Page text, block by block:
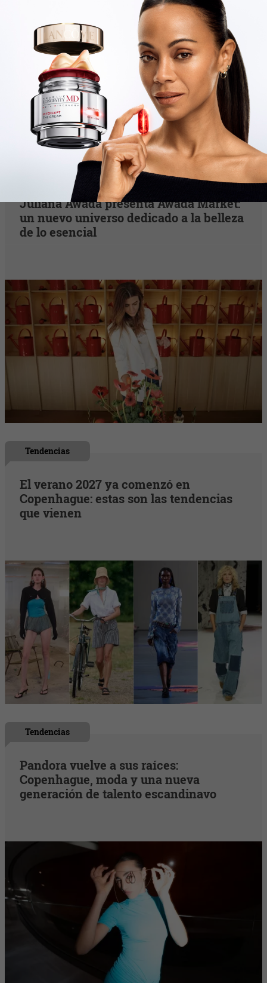
Juliana Awada presenta Awada Market:
un nuevo universo dedicado a la belleza
de lo esencial
Tendencias
El verano 2027 ya comenzó en
Copenhague: estas son las tendencias
que vienen
Tendencias
Pandora vuelve a sus raíces:
Copenhague, moda y una nueva
generación de talento escandinavo